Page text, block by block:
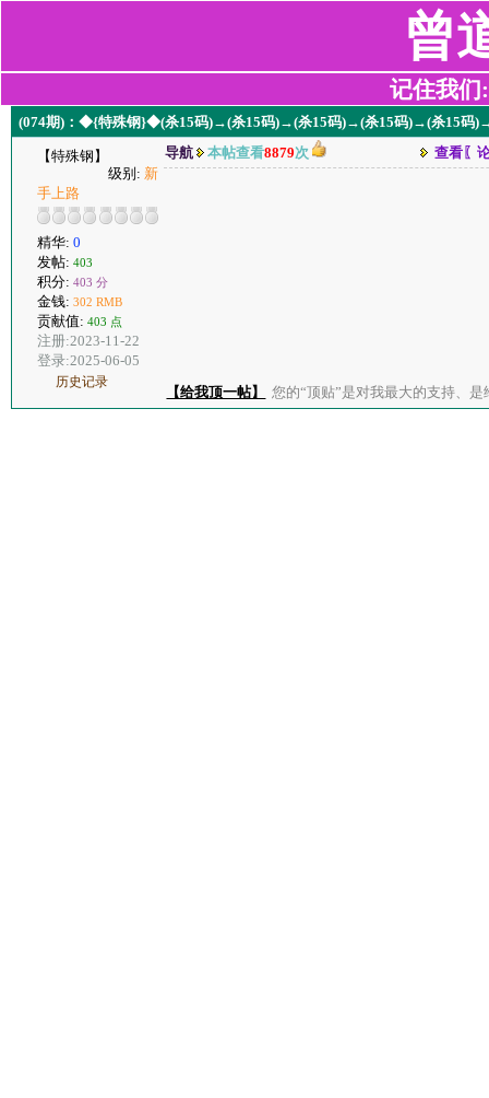
曾
记住我们
(074期)：◆{特殊钢}◆(杀15码)→(杀15码)→(杀15码)→(杀15码)→(杀15码
【特殊钢】
级别: 新
手上路
精华: 0
发帖: 403
积分: 403 分
金钱: 302 RMB
贡献值: 403 点
注册:2023-11-22
登录:2025-06-05
历史记录
导航 本帖查看8879次 查看〖
【给我顶一帖】 您的“顶贴”是对我最大的支持、